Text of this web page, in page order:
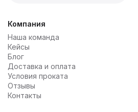
Компания
Наша команда
Кейсы
Блог
Доставка и оплата
Условия проката
Отзывы
Контакты